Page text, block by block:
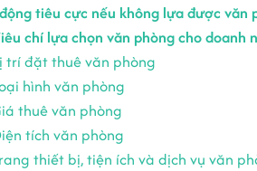
tiêu cực nếu không lựa được văn
chí lựa chọn văn phòng cho doanh
trí đặt thuê văn phòng
hình văn phòng
thuê văn phòng
tích văn phòng
thiết bị, tiện ích và dịch vụ văn